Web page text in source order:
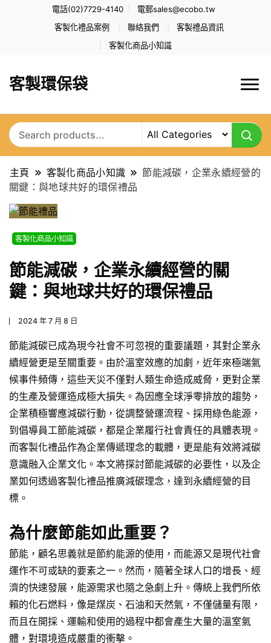
電話(02)7729-4140 電郵sales@ecobo.tw
客製化禮品案例 聯絡我們 客製禮品資訊
客製化商品小知識
客製環保袋
主頁 客製化商品小知識
節能減碳，企業永續經營的
關鍵：與地球共好的環保禮品
客製化商品小知識
節能減碳，企業永續經營的關
鍵：與地球共好的環保禮品
2024 年 7 月 8 日
節能減碳已成為現今社會不可忽視的重要議題，其對企業永
續經營更是至關重要。由於溫室效應的加劇，近年來極端氣
候事件頻傳，這些天災不僅對人類生命造成威脅，更對企業
的生產及營運造成極大損失。為因應全球淨零排放的趨勢，
企業積極響應減碳行動，從調整營運流程、採用綠色能源，
到倡導員工節能減碳，都是企業履行社會責任的具體表現。
而客製化禮品作為企業傳遞理念的載體，更是能有效將減碳
意識融入企業文化。本文將探討節能減碳的必要性，以及企
業如何透過客製化禮品推廣減碳理念，達到永續經營的目
標。
為什麼節能如此重要？
節能，顧名思義就是節約能源的使用，而能源又是現代社會
運作不可或缺的要素之一。然而，隨著全球人口的增長、經
濟的快速發展，能源需求也隨之急劇上升。傳統上我們所依
賴的化石燃料，像是煤炭、石油和天然氣，不僅儲量有限，
而且在開採、運輸和使用的過程中都會產生大量的溫室氣
體 ，對環境造成嚴重的衝擊。